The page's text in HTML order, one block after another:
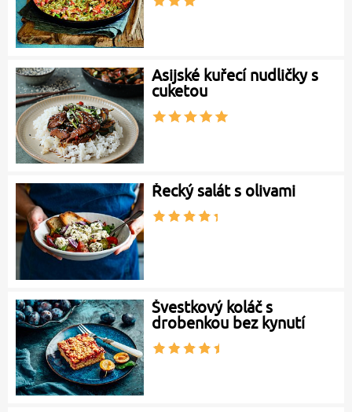
Asijské kuřecí nudličky s
cuketou
Řecký salát s olivami
Švestkový koláč s
drobenkou bez kynutí